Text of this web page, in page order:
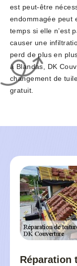
est peut-être
endommagée peut
temps si elle n’est
causer une
perd de plus en
à Blandas, DK
changement de
gratuit.
Réparation